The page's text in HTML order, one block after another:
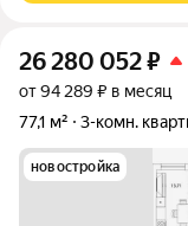
26 280 052₽
от 94 289 ₽ в месяц
77,1 м²
3-комн.
новостройка